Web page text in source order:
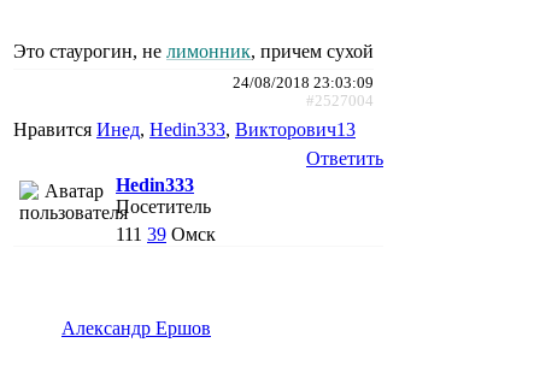
Это стаурогин, не лимонник, причем сухой
24/08/2018 23:03:09
#2527004
Нравится Инед, Hedin333, Викторович13
Ответить
Hedin333
Посетитель
111 39 Омск
Александр Ершов